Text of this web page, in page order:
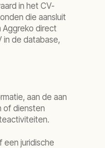
in het CV-
die aansluit
Aggreko direct
in de database,
aan de aan
of diensten
een juridische